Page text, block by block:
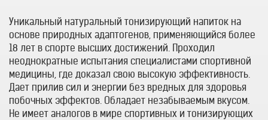
Уникальный натуральный тонизирующий напиток на
основе природных адаптогенов, применяющийся более
18 лет в спорте высших достижений. Проходил
неоднократные испытания специалистами спортивной
медицины, где доказал свою высокую эффективность.
Дает прилив сил и энергии без вредных для здоровья
побочных эффектов. Обладает незабываемым вкусом.
Не имеет аналогов в мире спортивных и тонизирующих